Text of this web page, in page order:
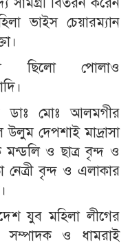
ভাইস চেয়ারম্যান
ছিলো পোলাও
ডাঃ মোঃ আলমগীর
উলুম দেপশাই মাদ্রাসা
মন্ডলি ও ছাত্র বৃন্দ ও
বৃন্দ ও এলাকার
যুব মহিলা লীগের
সম্পাদক ও ধামরাই